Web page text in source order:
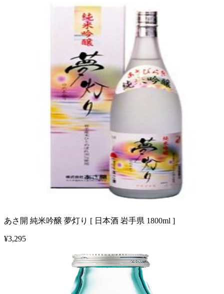
あさ開 純米吟醸 夢灯り [ 日本酒 岩手県 1800ml ]
¥3,295